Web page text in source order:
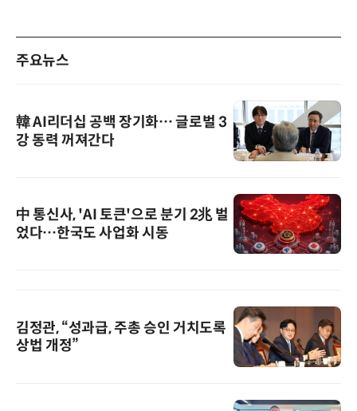
주요뉴스
韓 AI리더십 공백 장기화… 글로벌 3
강 동력 꺼져간다
中 통신사, 'AI 토큰'으로 분기 2兆 벌
었다…한국도 사업화 시동
김정관, “성과급, 주총 승인 거치도록
상법 개정”